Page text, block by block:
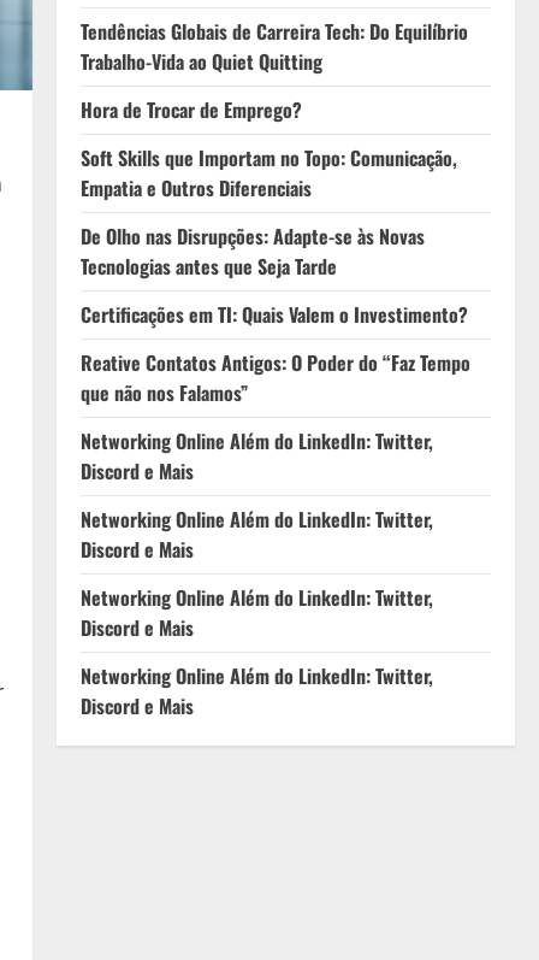
Tendências Globais de Carreira Tech: Do Equilíbrio
Trabalho-Vida ao Quiet Quitting
Hora de Trocar de Emprego?
Soft Skills que Importam no Topo: Comunicação,
Empatia e Outros Diferenciais
De Olho nas Disrupções: Adapte-se às Novas
Tecnologias antes que Seja Tarde
Certificações em TI: Quais Valem o Investimento?
Reative Contatos Antigos: O Poder do “Faz Tempo
que não nos Falamos”
Networking Online Além do LinkedIn: Twitter,
Discord e Mais
Networking Online Além do LinkedIn: Twitter,
Discord e Mais
Networking Online Além do LinkedIn: Twitter,
Discord e Mais
Networking Online Além do LinkedIn: Twitter,
Discord e Mais